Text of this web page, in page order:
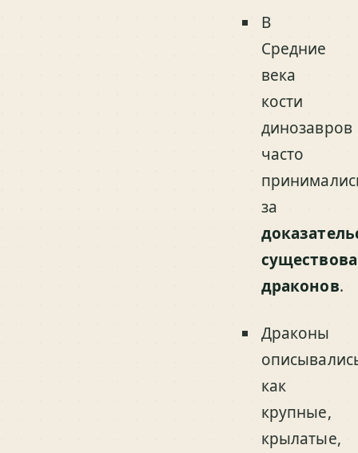
В
Средние
века
кости
динозавров
часто
за
драконов.
Драконы
как
крупные,
крылатые,